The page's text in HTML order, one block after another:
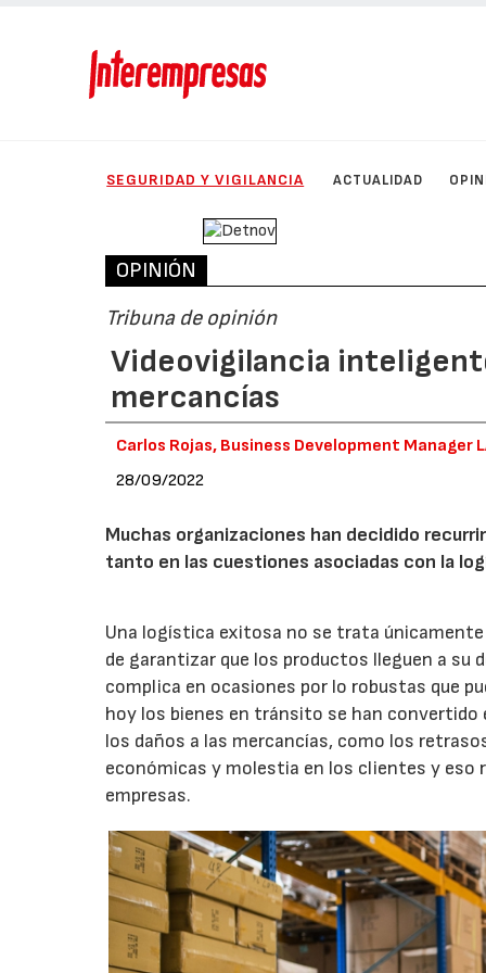
SEGURIDAD Y VIGILANCIA ACTUALIDAD
OPINIÓN
Tribuna de opinión
Videovigilancia
mercancías
Carlos Rojas, Business Development Manager
28/09/2022
Muchas organizaciones han decidido
tanto en las cuestiones asociadas con la
Una logística exitosa no se trata
de garantizar que los productos lleguen a su
complica en ocasiones por lo robustas que
hoy los bienes en tránsito se han
los daños a las mercancías, como los
económicas y molestia en los clientes y eso
empresas.